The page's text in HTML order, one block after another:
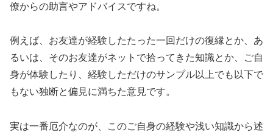
僚からの助言やアドバイスですね。
例えば、お友達が経験したたった一回だけの復縁とか、あ
るいは、そのお友達がネットで拾ってきた知識とか、ご自
身が体験したり、経験しただけのサンプル以上でも以下で
もない独断と偏見に満ちた意見です。
実は一番厄介なのが、このご自身の経験や浅い知識から述